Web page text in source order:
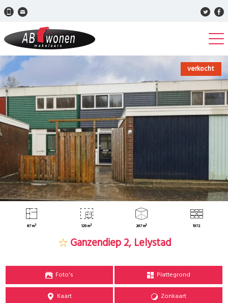
verkocht
87 m² 129 m² 267 m³ 1972
Ganzendiep 2, Lelystad
Foto's Plattegrond
Kaart Zonkaart